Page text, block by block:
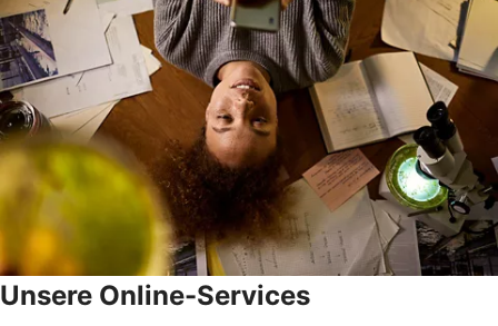
Unsere Online-Services